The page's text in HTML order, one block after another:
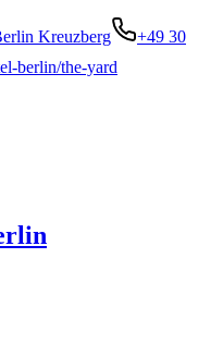
Kreuzberg
+49 30
berlin/the-yard